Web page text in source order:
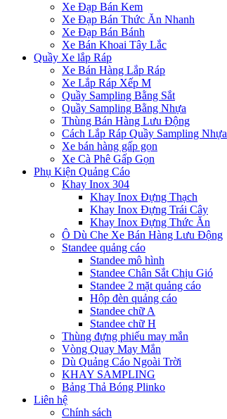
Xe Đạp Bán Kem
Xe Đạp Bán Thức Ăn Nhanh
Xe Đạp Bán Bánh
Xe Bán Khoai Tây Lắc
Quầy Xe lắp Ráp
Xe Bán Hàng Lắp Ráp
Xe Lắp Ráp Xếp M
Quầy Sampling Bằng Sắt
Quầy Sampling Bằng Nhựa
Thùng Bán Hàng Lưu Động
Cách Lắp Ráp Quầy Sampling Nhựa
Xe bán hàng gấp gọn
Xe Cà Phê Gấp Gọn
Phụ Kiện Quảng Cáo
Khay Inox 304
Khay Inox Đựng Thạch
Khay Inox Đựng Trái Cây
Khay Inox Đựng Thức Ăn
Ô Dù Che Xe Bán Hàng Lưu Động
Standee quảng cáo
Standee mô hình
Standee Chân Sắt Chịu Gió
Standee 2 mặt quảng cáo
Hộp đèn quảng cáo
Standee chữ A
Standee chữ H
Thùng đựng phiếu may mắn
Vòng Quay May Mắn
Dù Quảng Cáo Ngoài Trời
KHAY SAMPLING
Bảng Thả Bóng Plinko
Liên hệ
Chính sách